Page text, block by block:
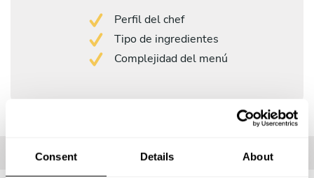
Consent Details About
Perfil del chef
Tipo de ingredientes
Complejidad del menú